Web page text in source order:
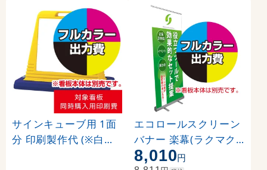
サインキューブ用 1面
分 印刷製作代 (※白無
エコロールスクリーン
バナー 楽幕(ラクマク)
用 印刷製作代＋取付費
8,010円